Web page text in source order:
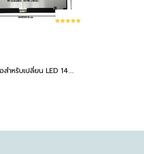
อะไหล่หน้าจอสำหรับเปลี่ยน LED 14.0 SLIM 40 PIN ไม่มีหู พินเล็ก Narrow LQ140M1JW54 IPS 1920x1080 144HZ